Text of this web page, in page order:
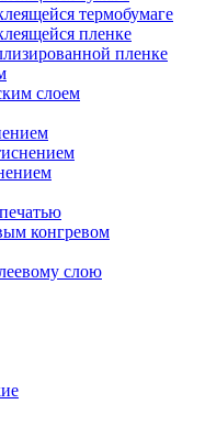
термобумаге
пленке
пленке
слоем
конгревом
слою